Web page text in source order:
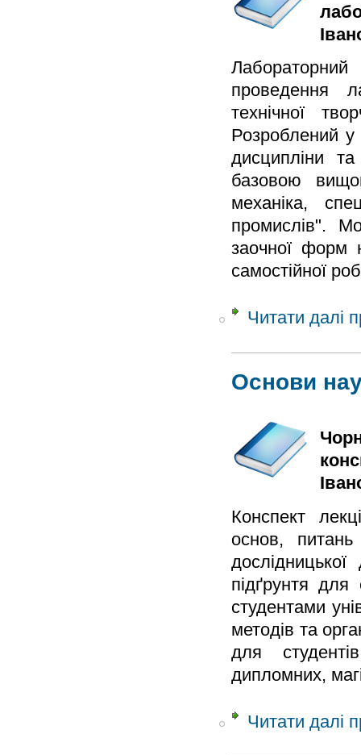
проведення
технічної
Розроблений у
дисципліни
базовою
механіка,
промислів".
заочної форм
самостійної
Читати далі
Основи
Конспект
основ, питань
підґрунтя
студентами
методів та
для
дипломних,
Читати далі